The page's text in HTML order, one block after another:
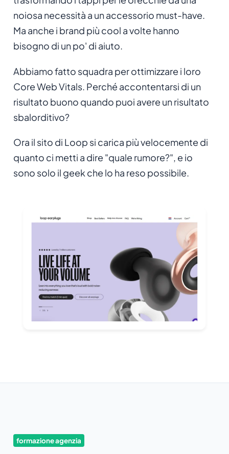
noiosa necessità a un accessorio must-have.
Ma anche i brand più cool a volte hanno
bisogno di un po' di aiuto.
Abbiamo fatto squadra per ottimizzare i loro
Core Web Vitals. Perché accontentarsi di un
risultato buono quando puoi avere un risultato
sbalorditivo?
Ora il sito di Loop si carica più velocemente di
quanto ci metti a dire "quale rumore?", e io
sono solo il geek che lo ha reso possibile.
formazione agenzia